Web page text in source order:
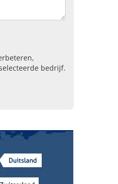
bedrijf.